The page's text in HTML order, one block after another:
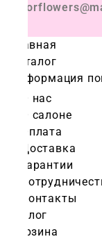
Главная
Каталог
Информация
О нас
О салоне
Оплата
Доставка
Гарантии
Контакты
Блог
Корзина